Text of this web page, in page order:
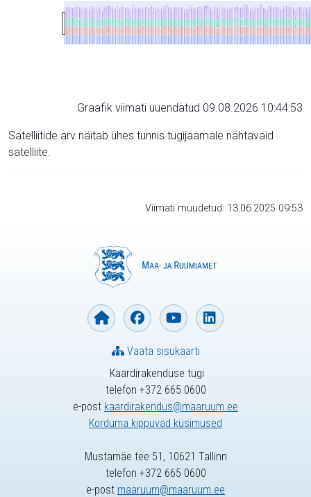
Graafik viimati uuendatud 09.08.2026 10:44:53
Satelliitide arv näitab ühes tunnis tugijaamale nähtavaid
satelliite.
Viimati muudetud: 13.06.2025 09:53
Kaardirakenduse tugi
telefon +372 665 0600
e-post kaardirakendus@maaruum.ee
Korduma kippuvad küsimused
Vaata sisukaarti
Mustamäe tee 51, 10621 Tallinn
telefon +372 665 0600
e-post maaruum@maaruum.ee